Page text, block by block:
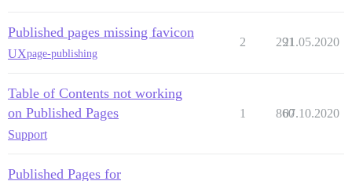
Published pages missing favicon
UXpage-publishing
2 291
21.05.2020
Table of Contents not working
on Published Pages
Support
1 860
07.10.2020
Published Pages for